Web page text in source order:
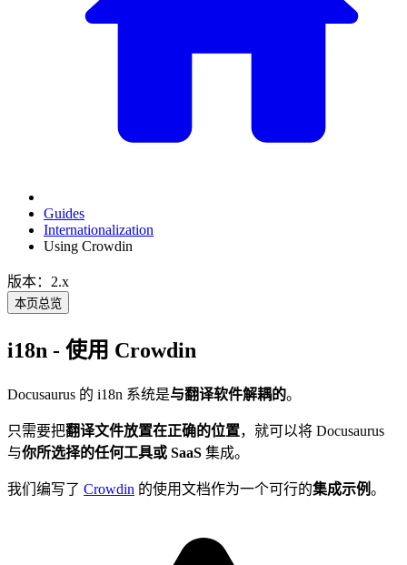
Guides
Internationalization
Using Crowdin
版本：2.x
本页总览
i18n - 使用 Crowdin
Docusaurus 的 i18n 系统是与翻译软件解耦的。
只需要把翻译文件放置在正确的位置，就可以将 Docusaurus
与你所选择的任何工具或 SaaS 集成。
我们编写了 Crowdin 的使用文档作为一个可行的集成示例。